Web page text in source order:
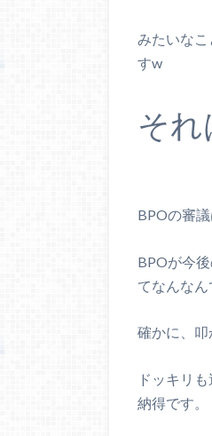
みたいなこ
すw
そ
BPOの審
BPOが今
てなんなん
確かに、叩
ドッキリ
納得です。